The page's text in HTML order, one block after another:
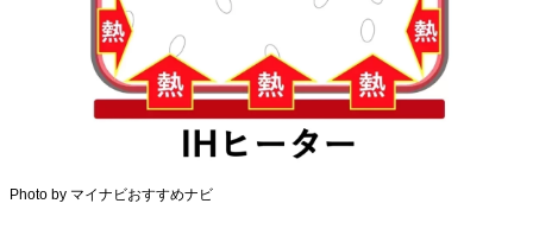
Photo by マイナビおすすめナビ